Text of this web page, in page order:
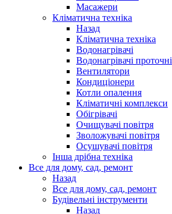
Масажери
Кліматична техніка
Назад
Кліматична техніка
Водонагрівачі
Водонагрівачі проточні
Вентилятори
Кондиціонери
Котли опалення
Кліматичні комплекси
Обігрівачі
Очищувачі повітря
Зволожувачі повітря
Осушувачі повітря
Інша дрібна техніка
Все для дому, сад, ремонт
Назад
Все для дому, сад, ремонт
Будівельні інструменти
Назад